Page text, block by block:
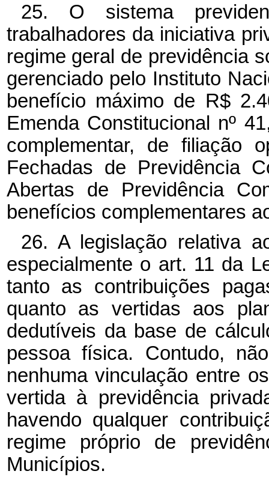
25. O sistema
trabalhadores da iniciativa
regime geral de previdência
gerenciado pelo Instituto
benefício máximo de R$
Emenda Constitucional nº
complementar, de filiação
Fechadas de Previdência
Abertas de Previdência
benefícios complementares
26. A legislação relativa
especialmente o art. 11 da
tanto as contribuições
quanto as vertidas aos
dedutíveis da base de
pessoa física. Contudo,
nenhuma vinculação entre
vertida à previdência
havendo qualquer
regime próprio de
Municípios.